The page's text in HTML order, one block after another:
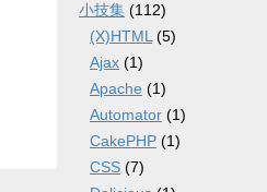
小技集 (112)
(X)HTML (5)
Ajax (1)
Apache (1)
Automator (1)
CakePHP (1)
CSS (7)